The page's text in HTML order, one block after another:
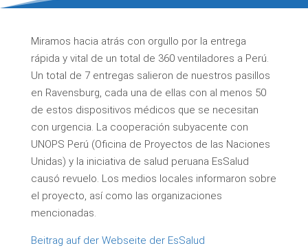
Miramos hacia atrás con orgullo por la entrega
rápida y vital de un total de 360 ​​ventiladores a Perú.
Un total de 7 entregas salieron de nuestros pasillos
en Ravensburg, cada una de ellas con al menos 50
de estos dispositivos médicos que se necesitan
con urgencia. La cooperación subyacente con
UNOPS Perú (Oficina de Proyectos de las Naciones
Unidas) y la iniciativa de salud peruana EsSalud
causó revuelo. Los medios locales informaron sobre
el proyecto, así como las organizaciones
mencionadas.
Beitrag auf der Webseite der EsSalud